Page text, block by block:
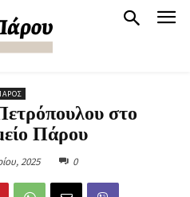
στο
Πάρου
2025 0